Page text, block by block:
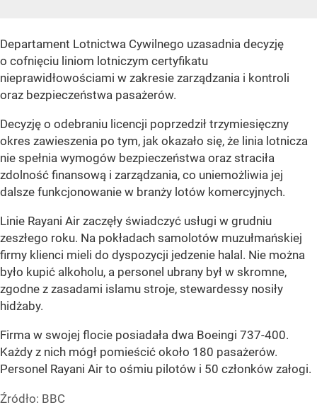
Departament Lotnictwa Cywilnego uzasadnia decyzję
o cofnięciu liniom lotniczym certyfikatu
nieprawidłowościami w zakresie zarządzania i kontroli
oraz bezpieczeństwa pasażerów.
Decyzję o odebraniu licencji poprzedził trzymiesięczny
okres zawieszenia po tym, jak okazało się, że linia lotnicza
nie spełnia wymogów bezpieczeństwa oraz straciła
zdolność finansową i zarządzania, co uniemożliwia jej
dalsze funkcjonowanie w branży lotów komercyjnych.
Linie Rayani Air zaczęły świadczyć usługi w grudniu
zeszłego roku. Na pokładach samolotów muzułmańskiej
firmy klienci mieli do dyspozycji jedzenie halal. Nie można
było kupić alkoholu, a personel ubrany był w skromne,
zgodne z zasadami islamu stroje, stewardessy nosiły
hidżaby.
Firma w swojej flocie posiadała dwa Boeingi 737-400.
Każdy z nich mógł pomieścić około 180 pasażerów.
Personel Rayani Air to ośmiu pilotów i 50 członków załogi.
Źródło: BBC